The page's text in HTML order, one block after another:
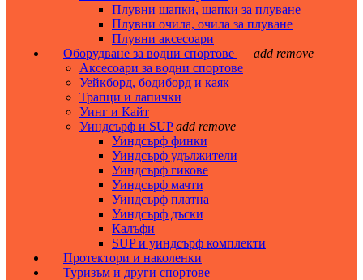
Плувни шапки, шапки за плуване
Плувни очила, очила за плуване
Плувни аксесоари
Оборудване за водни спортове
add remove
Аксесоари за водни спортове
Уейкборд, бодиборд и каяк
Трапци и лапички
Уинг и Кайт
Уиндсърф и SUP add remove
Уиндсърф финки
Уиндсърф удължители
Уиндсърф гикове
Уиндсърф мачти
Уиндсърф платна
Уиндсърф дъски
Калъфи
SUP и уиндсърф комплекти
Протектори и наколенки
Туризъм и други спортове